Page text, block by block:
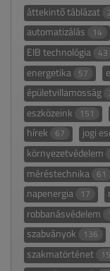
áttekintő táblázat
automatizálás 14
EIB technológia 43
energetika 57
épületvillamosság
eszközeink 151
hírek 67 jogi
környezetvédelem
méréstechnika 61
napenergia 17
robbanásvédelem
szabványok 136
szakmatörténet 15